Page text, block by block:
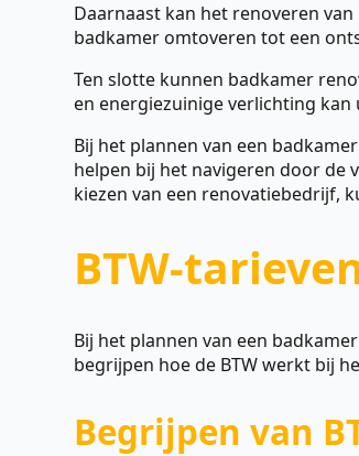
Daarnaast kan het renoveren
badkamer omtoveren tot een
Ten slotte kunnen badkamer
en energiezuinige verlichting
Bij het plannen van een
helpen bij het navigeren door de
kiezen van een renovatiebedrijf,
BTW-
Bij het plannen van een
begrijpen hoe de BTW werkt bij
Begrijpen van